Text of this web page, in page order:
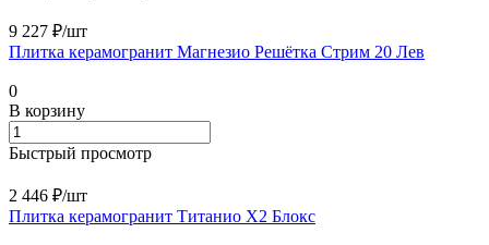
9 227 ₽/шт
Плитка керамогранит Магнезио Решётка Стрим 20 Лев
0
В корзину
Быстрый просмотр
2 446 ₽/шт
Плитка керамогранит Титанио Х2 Блокс